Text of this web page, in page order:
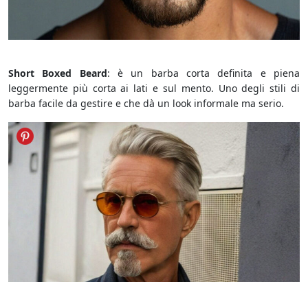
Short Boxed Beard: è un barba corta definita e piena
leggermente più corta ai lati e sul mento. Uno degli stili di
barba facile da gestire e che dà un look informale ma serio.